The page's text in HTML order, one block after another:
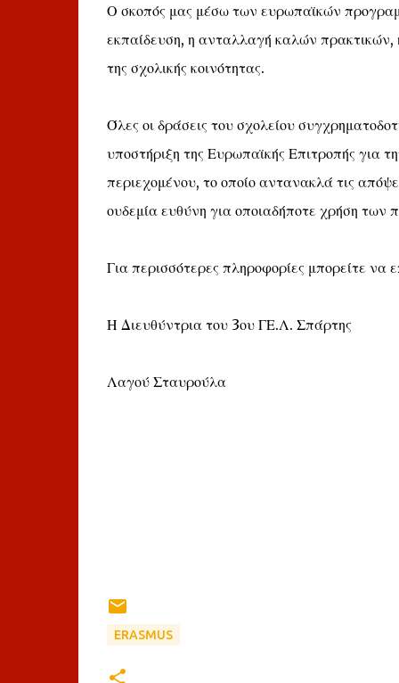
Ο σκοπός μας μέσω των ευρωπαϊκών
εκπαίδευση, η ανταλλαγή καλών πρακτικών,
της σχολικής κοινότητας.
Όλες οι δράσεις του σχολείου
υποστήριξη της Ευρωπαϊκής Επιτροπής για
περιεχομένου, το οποίο αντανακλά τις
ουδεμία ευθύνη για οποιαδήποτε χρήση των
Για περισσότερες πληροφορίες μπορείτε να
Η Διευθύντρια του 3ου ΓΕ.Λ. Σπάρτης
Λαγού Σταυρούλα
ERASMUS